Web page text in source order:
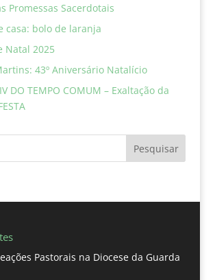
Promessas Sacerdotais
casa: bolo de laranja
Natal 2025
43º Aniversário Natalício
DO TEMPO COMUM – Exaltação da
Pesquisar
Pastorais na Diocese da Guarda